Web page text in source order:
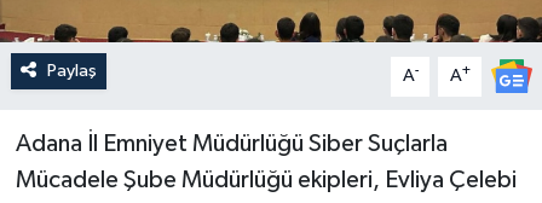
Paylaş A- A+
Adana İl Emniyet Müdürlüğü Siber Suçlarla
Mücadele Şube Müdürlüğü ekipleri, Evliya Çelebi
Spor